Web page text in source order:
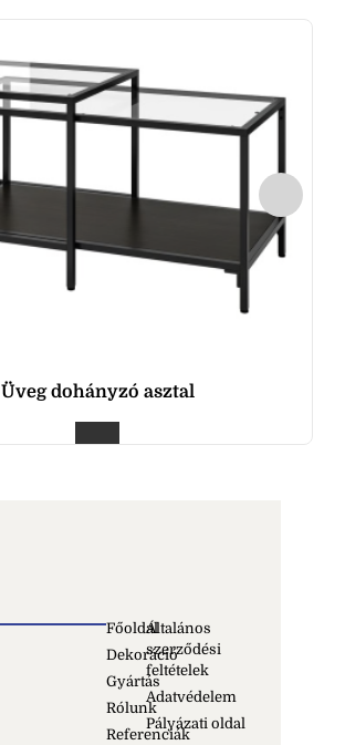
Üveg dohányzó asztal
Főoldal
Dekoráció
Gyártás
Rólunk
Referenciák
Általános
szerződési
feltételek
Adatvédelem
Pályázati oldal